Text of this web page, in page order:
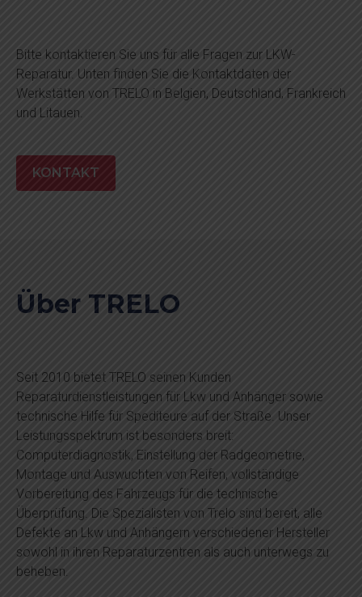
Bitte kontaktieren Sie uns für alle Fragen zur LKW-
Reparatur. Unten finden Sie die Kontaktdaten der
Werkstätten von TRELO in Belgien, Deutschland, Frankreich
und Litauen.
KONTAKT
Über TRELO
Seit 2010 bietet TRELO seinen Kunden
Reparaturdienstleistungen für Lkw und Anhänger sowie
technische Hilfe für Spediteure auf der Straße. Unser
Leistungsspektrum ist besonders breit:
Computerdiagnostik, Einstellung der Radgeometrie,
Montage und Auswuchten von Reifen, vollständige
Vorbereitung des Fahrzeugs für die technische
Überprüfung. Die Spezialisten von Trelo sind bereit, alle
Defekte an Lkw und Anhängern verschiedener Hersteller
sowohl in ihren Reparaturzentren als auch unterwegs zu
beheben.